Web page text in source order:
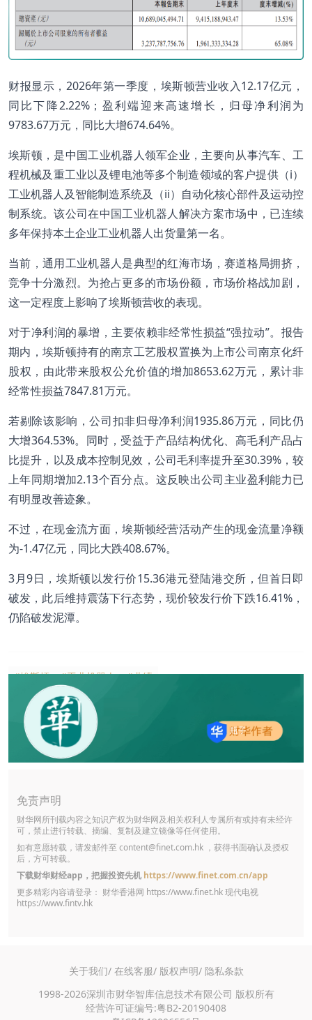
财报显示，2026年第一季度，埃斯顿营业收入12.17亿元，
同比下降2.22%；盈利端迎来高速增长，归母净利润为
9783.67万元，同比大增674.64%。
埃斯顿，是中国工业机器人领军企业，主要向从事汽车、工
程机械及重工业以及锂电池等多个制造领域的客户提供（i）
工业机器人及智能制造系统及（ii）自动化核心部件及运动控
制系统。该公司在中国工业机器人解决方案市场中，已连续
多年保持本土企业工业机器人出货量第一名。
当前，通用工业机器人是典型的红海市场，赛道格局拥挤，
竞争十分激烈。为抢占更多的市场份额，市场价格战加剧，
这一定程度上影响了埃斯顿营收的表现。
对于净利润的暴增，主要依赖非经常性损益“强拉动”。报告
期内，埃斯顿持有的南京工艺股权置换为上市公司南京化纤
股权，由此带来股权公允价值的增加8653.62万元，累计非
经常性损益7847.81万元。
若剔除该影响，公司扣非归母净利润1935.86万元，同比仍
大增364.53%。同时，受益于产品结构优化、高毛利产品占
比提升，以及成本控制见效，公司毛利率提升至30.39%，较
上年同期增加2.13个百分点。这反映出公司主业盈利能力已
有明显改善迹象。
不过，在现金流方面，埃斯顿经营活动产生的现金流量净额
为-1.47亿元，同比大跌408.67%。
3月9日，埃斯顿以发行价15.36港元登陆港交所，但首日即
破发，此后维持震荡下行态势，现价较发行价下跌16.41%，
仍陷破发泥潭。
#埃斯顿 #工业机器人 #业绩
瓶子
免责声明
财华网所刊载内容之知识产权为财华网及相关权利人专属所有或持有未经许
可，禁止进行转载、摘编、复制及建立镜像等任何使用。
如有意愿转载，请发邮件至 content@finet.com.hk ，获得书面确认及授权
后，方可转载。
下载财华财经app，把握投资先机 https://www.finet.com.cn/app
更多精彩内容请登录： 财华香港网 https://www.finet.hk现代电视
https://www.fintv.hk
关于我们/ 在线客服/ 版权声明/ 隐私条款
1998-2026深圳市财华智库信息技术有限公司 版权所有
经营许可证编号:粤B2-20190408